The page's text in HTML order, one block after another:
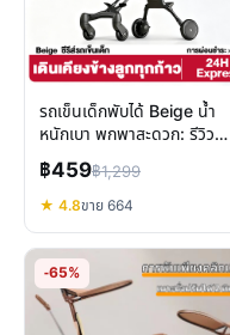
รถเข็นเด็กพับได้ Beige น้ำ
หนักเบา พกพาสะดวก: รีวิว
คุณสมบัติเด่น
฿459฿1,299
★ 4.8ขาย 664
-65%